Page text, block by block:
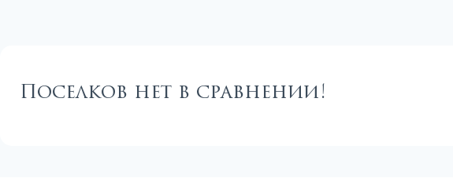
Поселков нет в сравнении!